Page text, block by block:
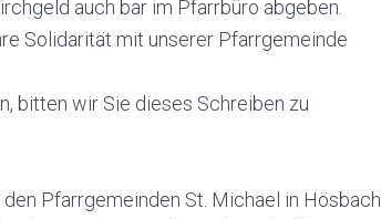
auch bar im Pfarrbüro abgeben.
Solidarität mit unserer Pfarrgemeinde
bitten wir Sie dieses Schreiben zu
Pfarrgemeinden St. Michael in Hösbach